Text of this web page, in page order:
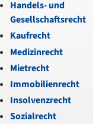
Handels- und
Gesellschaftsrecht
Kaufrecht
Medizinrecht
Mietrecht
Immobilienrecht
Insolvenzrecht
Sozialrecht